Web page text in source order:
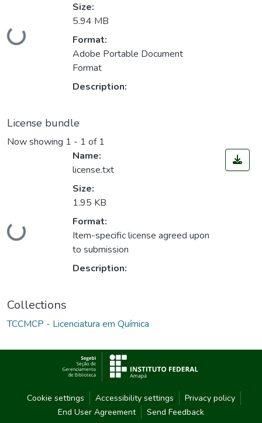
Loading...
Size:
5.94 MB
Format:
Adobe Portable Document
Format
Description:
License bundle
Now showing 1 - 1 of 1
Loading...
Name:
license.txt
Size:
1.95 KB
Format:
Item-specific license agreed upon
to submission
Description:
Collections
TCCMCP - Licenciatura em Química
Cookie settings Accessibility settings
Privacy policy
End User Agreement
Send Feedback